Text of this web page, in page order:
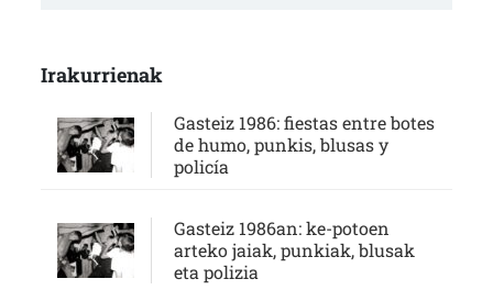
Irakurrienak
Gasteiz 1986: fiestas entre botes
de humo, punkis, blusas y
policía
Gasteiz 1986an: ke-potoen
arteko jaiak, punkiak, blusak
eta polizia